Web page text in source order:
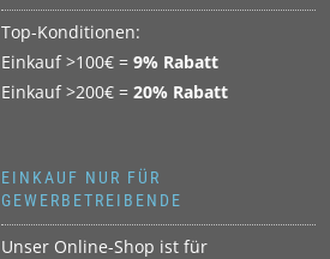
Top-Konditionen:
Einkauf >100€ = 9% Rabatt
Einkauf >200€ = 20% Rabatt
EINKAUF NUR FÜR
GEWERBETREIBENDE
Unser Online-Shop ist für